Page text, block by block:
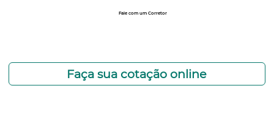
Fale com um Corretor
Faça sua cotação online